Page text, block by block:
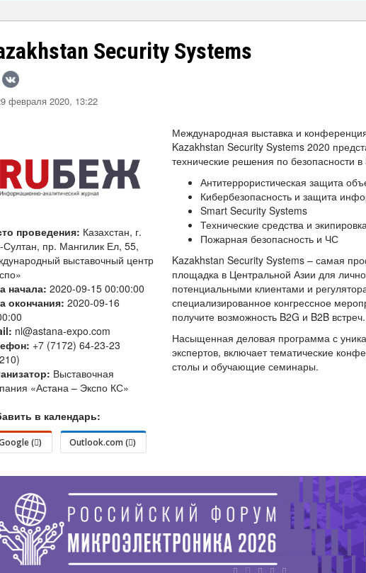
Security Systems
февраля 2020, 13:22
проведения: Казахстан, г.
пр. Мангилик Ел, 55,
выставочный центр
начала: 2020-09-15 00:00:00
окончания: 2020-09-16
nl@astana-expo.com
+7 (7172) 64-23-23
Выставочная
«Астана – Экспо КС»
в календарь:
( ) Outlook.com ( )
Международная выставка и
Kazakhstan Security Systems 2020
технические решения по безопасности
Антитеррористическая защита
Кибербезопасность и защита
Smart Security Systems
Технические средства и
Пожарная безопасность и ЧС
Kazakhstan Security Systems – самая
площадка в Центральной Азии для
потенциальными клиентами и
специализированное конгрессное
получите возможность B2G и B2B встреч.
Насыщенная деловая программа с
экспертов, включает тематические
столы и обучающие семинары.